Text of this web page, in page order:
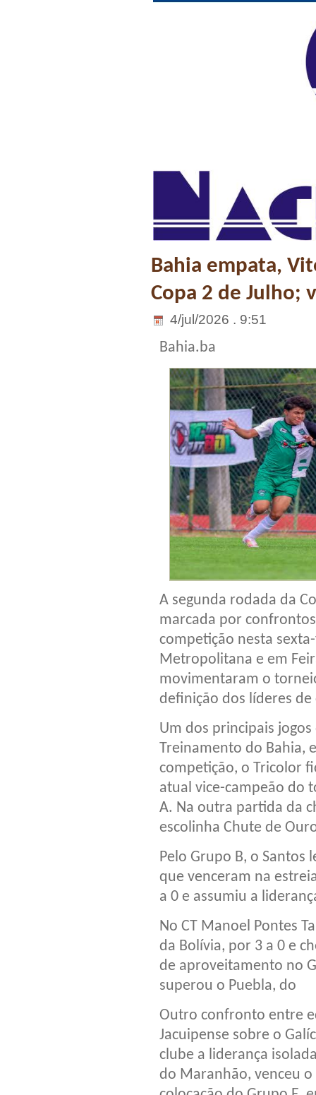
Bahia empata,
Copa 2 de Julho;
4/jul/2026 . 9:51
Bahia.ba
A segunda rodada da
marcada por
competição nesta
Metropolitana e em
movimentaram o
definição dos líderes
Um dos principais
Treinamento do Bahia,
competição, o Tricolor
atual vice-campeão do
A. Na outra partida da
escolinha Chute de
Pelo Grupo B, o
que venceram na
a 0 e assumiu a
No CT Manoel Pontes
da Bolívia, por 3 a 0 e
de aproveitamento no
superou o Puebla, do
Outro confronto entre
Jacuipense sobre o
clube a liderança
do Maranhão, venceu